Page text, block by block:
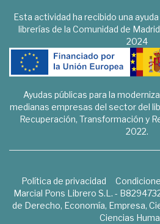
Esta actividad ha recibido una
librerías de la Comunidad de
2024
Ayudas públicas para la
medianas empresas del sector del
Recuperación, Transformación y
2022.
Política de privacidad
Marcial Pons Librero S.L. -
de Derecho, Economía, Empresa,
Ciencias